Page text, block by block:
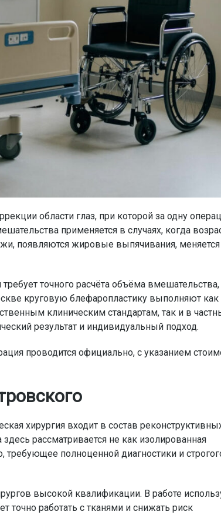
области глаз, при которой за одну
применяется в случаях, когда
появляются жировые выпячивания, меняется
точного расчёта объёма вмешательства,
круговую блефаропластику выполняют как
клиническим стандартам, так и в
результат и индивидуальный подход.
проводится официально, с указанием
хирургия входит в состав
рассматривается не как изолированная
требующее полноценной диагностики и
высокой квалификации. В работе
точно работать с тканями и снижать риск